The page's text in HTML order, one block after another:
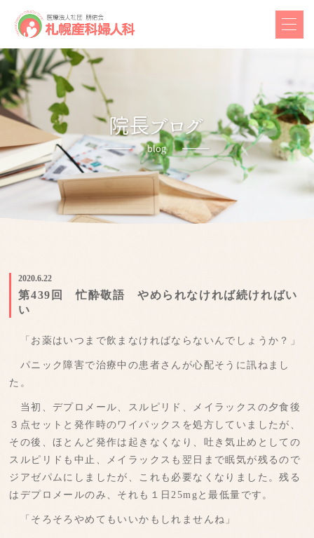
2020.6.22
第439回 忙酔敬語 やめられなければ続ければい
い
「お薬はいつまで飲まなければならないんでしょうか？」
パニック障害で治療中の患者さんが心配そうに訊ねまし
た。
当初、デプロメール、スルピリド、メイラックスの夕食後
３点セットと発作時のワイパックスを処方していましたが、
その後、ほとんど発作は起きなくなり、吐き気止めとしての
スルピリドも中止、メイラックスも翌日まで眠気が残るので
ジアゼパムにしましたが、これも必要なくなりました。残る
はデプロメールのみ、それも１日25mgと最低量です。
「そろそろやめてもいいかもしれませんね」